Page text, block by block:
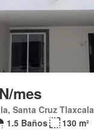
mes
Santa Cruz Tlaxcala
1.5 Baños
130 m²